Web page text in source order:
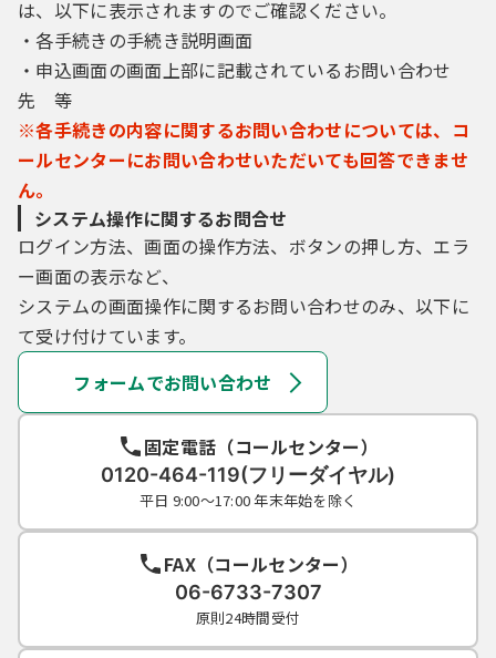
は、以下に表示されますのでご確認ください。
・各手続きの手続き説明画面
・申込画面の画面上部に記載されているお問い合わせ
先 等
※各手続きの内容に関するお問い合わせについては、コ
ールセンターにお問い合わせいただいても回答できませ
ん。
システム操作に関するお問合せ
ログイン方法、画面の操作方法、ボタンの押し方、エラ
ー画面の表示など、
システムの画面操作に関するお問い合わせのみ、以下に
て受け付けています。
フォームでお問い合わせ
固定電話（コールセンター）
0120-464-119(フリーダイヤル)
平日 9:00～17:00 年末年始を除く
FAX（コールセンター）
06-6733-7307
原則24時間受付